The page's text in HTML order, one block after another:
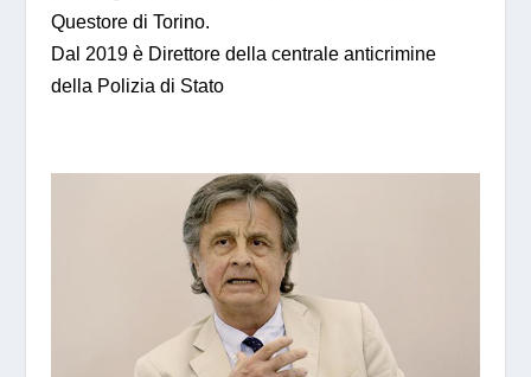
Questore di Torino.
Dal 2019 è Direttore della centrale anticrimine
della Polizia di Stato